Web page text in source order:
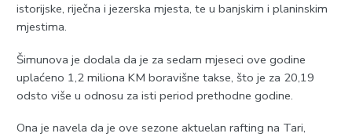
istorijske, riječna i jezerska mjesta, te u banjskim i planinskim
mjestima.
Šimunova je dodala da je za sedam mjeseci ove godine
uplaćeno 1,2 miliona KM boravišne takse, što je za 20,19
odsto više u odnosu za isti period prethodne godine.
Ona je navela da je ove sezone aktuelan rafting na Tari,